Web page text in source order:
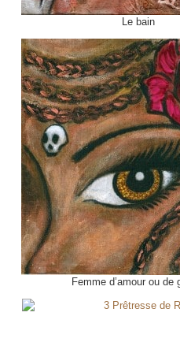
Le bain
Femme d’amour ou de